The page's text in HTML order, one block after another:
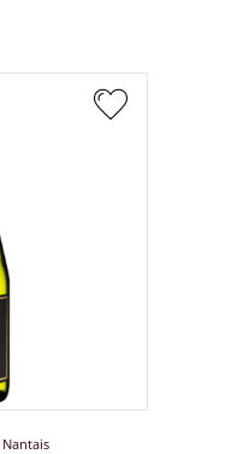
Nantais